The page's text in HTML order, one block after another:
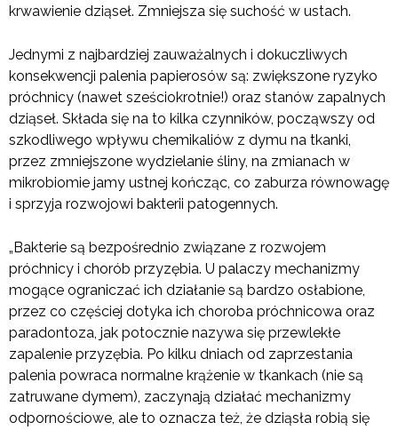
krwawienie dziąseł. Zmniejsza się suchość w ustach.
Jednymi z najbardziej zauważalnych i dokuczliwych
konsekwencji palenia papierosów są: zwiększone ryzyko
próchnicy (nawet sześciokrotnie!) oraz stanów zapalnych
dziąseł. Składa się na to kilka czynników, począwszy od
szkodliwego wpływu chemikaliów z dymu na tkanki,
przez zmniejszone wydzielanie śliny, na zmianach w
mikrobiomie jamy ustnej kończąc, co zaburza równowagę
i sprzyja rozwojowi bakterii patogennych.
„Bakterie są bezpośrednio związane z rozwojem
próchnicy i chorób przyzębia. U palaczy mechanizmy
mogące ograniczać ich działanie są bardzo osłabione,
przez co częściej dotyka ich choroba próchnicowa oraz
paradontoza, jak potocznie nazywa się przewlekłe
zapalenie przyzębia. Po kilku dniach od zaprzestania
palenia powraca normalne krążenie w tkankach (nie są
zatruwane dymem), zaczynają działać mechanizmy
odpornościowe, ale to oznacza też, że dziąsła robią się